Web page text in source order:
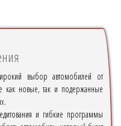
выбор автомобилей от
как новые, так и подержанные
и гибкие программы